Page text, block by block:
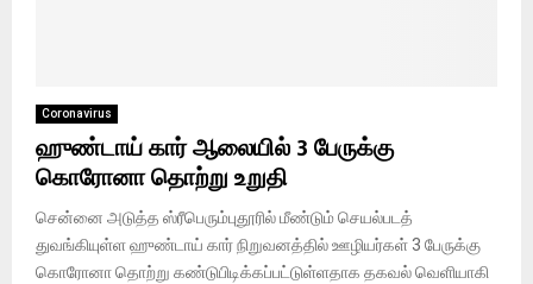
Coronavirus
ஹுண்டாய் கார் ஆலையில் 3 பேருக்கு
கொரோனா தொற்று உறுதி
சென்னை அடுத்த ஸ்ரீபெரும்புதூரில் மீண்டும் செயல்படத்
துவங்கியுள்ள ஹுண்டாய் கார் நிறுவனத்தில் ஊழியர்கள் 3 பேருக்கு
கொரோனா தொற்று கண்டுபிடிக்கப்பட்டுள்ளதாக தகவல் வெளியாகி